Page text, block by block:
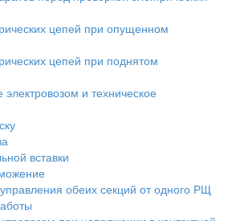
цепей при опущенном
цепей при поднятом
и техническое
вставки
обеих секций от одного РЩ